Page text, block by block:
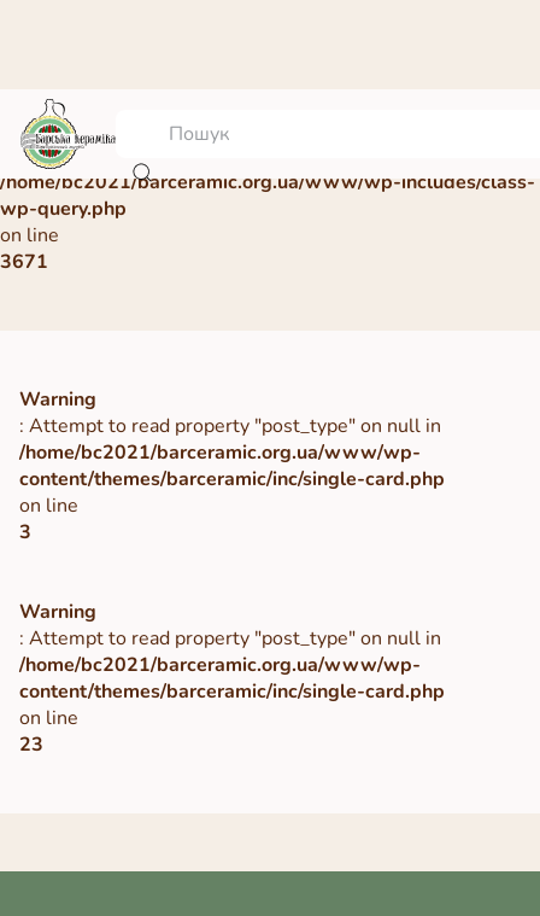
Warning
: Undefined array key 0 in
/home/bc2021/barceramic.org.ua/www/wp-includes/class-
wp-query.php
on line
3671
Warning
: Attempt to read property "post_type" on null in
/home/bc2021/barceramic.org.ua/www/wp-
content/themes/barceramic/inc/single-card.php
on line
3
Warning
: Attempt to read property "post_type" on null in
/home/bc2021/barceramic.org.ua/www/wp-
content/themes/barceramic/inc/single-card.php
on line
23